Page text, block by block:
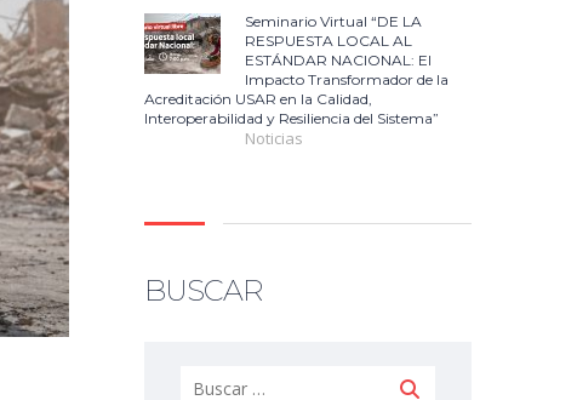
Seminario Virtual “DE LA
RESPUESTA LOCAL AL
ESTÁNDAR NACIONAL: El
Impacto Transformador de la
Acreditación USAR en la Calidad,
Interoperabilidad y Resiliencia del Sistema”
Noticias
BUSCAR